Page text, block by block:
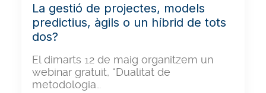
La gestió de projectes, models
predictius, àgils o un híbrid de tots
dos?
El dimarts 12 de maig organitzem un
webinar gratuït, “Dualitat de
metodologia…